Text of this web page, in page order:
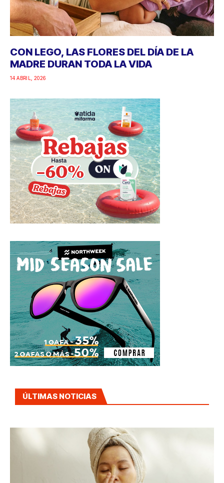
CON LEGO, LAS FLORES DEL DÍA DE LA
MADRE DURAN TODA LA VIDA
14 ABRIL, 2026
ÚLTIMAS NOTICIAS